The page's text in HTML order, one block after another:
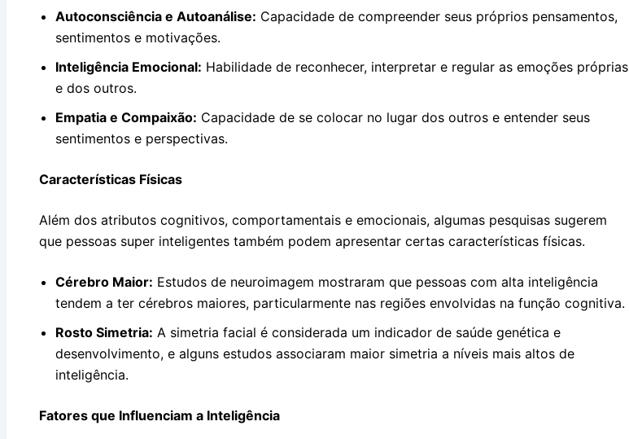
Autoconsciência e Autoanálise: Capacidade de compreender seus próprios pensamentos,
sentimentos e motivações.
Inteligência Emocional: Habilidade de reconhecer, interpretar e regular as emoções próprias
e dos outros.
Empatia e Compaixão: Capacidade de se colocar no lugar dos outros e entender seus
sentimentos e perspectivas.
Características Físicas
Além dos atributos cognitivos, comportamentais e emocionais, algumas pesquisas sugerem
que pessoas super inteligentes também podem apresentar certas características físicas.
Cérebro Maior: Estudos de neuroimagem mostraram que pessoas com alta inteligência
tendem a ter cérebros maiores, particularmente nas regiões envolvidas na função cognitiva.
Rosto Simetria: A simetria facial é considerada um indicador de saúde genética e
desenvolvimento, e alguns estudos associaram maior simetria a níveis mais altos de
inteligência.
Fatores que Influenciam a Inteligência